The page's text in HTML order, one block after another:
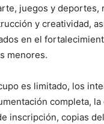
juegos y deportes,
y creatividad,
en el
menores.
es limitado, los
completa,
inscripción, copias